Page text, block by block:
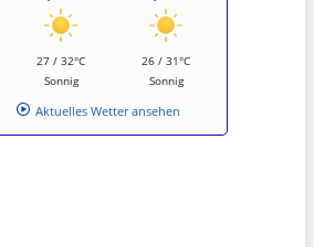
27 / 32°C
Sonnig
26 / 31°C
Sonnig
Aktuelles Wetter ansehen